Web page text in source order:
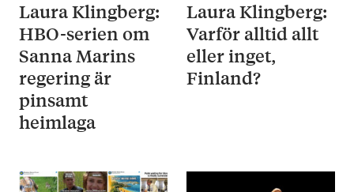
Laura Klingberg:
HBO-serien om
Sanna Marins
regering är
pinsamt
heimlaga
Laura Klingberg:
Varför alltid allt
eller inget,
Finland?